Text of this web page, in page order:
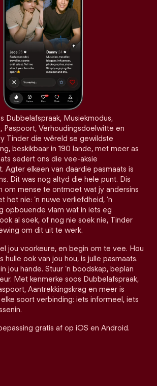
Dubbelafspraak, Musiekmodus,
Paspoort, Verhoudingsdoelwitte en
Tinder die wêreld se gewildste
beskikbaar in 190 lande, met meer as
sedert ons die vee-aksie
Agter elkeen van daardie pasmaats is
Dit was nog altyd die hele punt. Dis
om mense te ontmoet wat jy andersins
het nie: ’n nuwe verliefdheid, ’n
opbouende vlam wat in iets eg
al soek, of nog nie soek nie, Tinder
om dit uit te werk.
jou voorkeure, en begin om te vee. Hou
hulle ook van jou hou, is julle pasmaats.
jou hande. Stuur ’n boodskap, beplan
Met kenmerke soos Dubbelafspraak,
Aantrekkingskrag en meer is
soort verbinding: iets informeel, iets
gratis af op iOS en Android.